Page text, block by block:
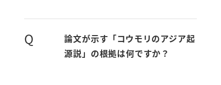
Q
論文が示す「コウモリのアジア起
源説」の根拠は何ですか？